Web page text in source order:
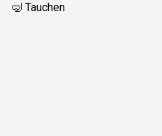
🤿 Tauchen